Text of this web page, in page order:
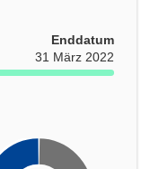
Enddatum
31 März 2022